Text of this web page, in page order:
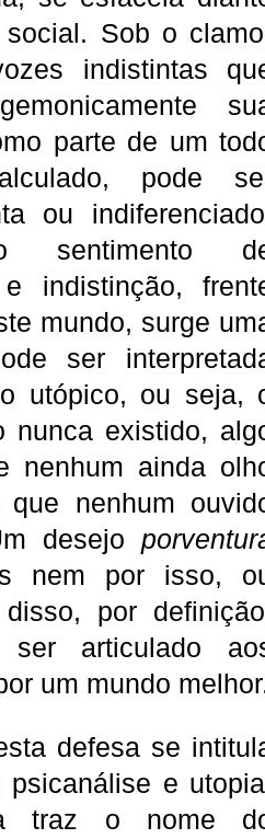
social. Sob o
indistintas
parte de um
pode
ou
e indistinção,
mundo, surge
ser
utópico, ou seja,
nunca existido,
nenhum ainda
nenhum
desejo
nem por isso,
por
ser articulado
um mundo
defesa se
psicanálise e
traz o nome